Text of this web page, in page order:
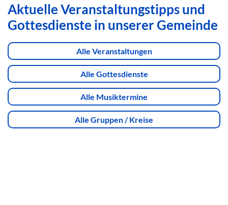
Aktuelle Veranstaltungstipps und
Gottesdienste in unserer Gemeinde
Alle Veranstaltungen
Alle Gottesdienste
Alle Musiktermine
Alle Gruppen / Kreise